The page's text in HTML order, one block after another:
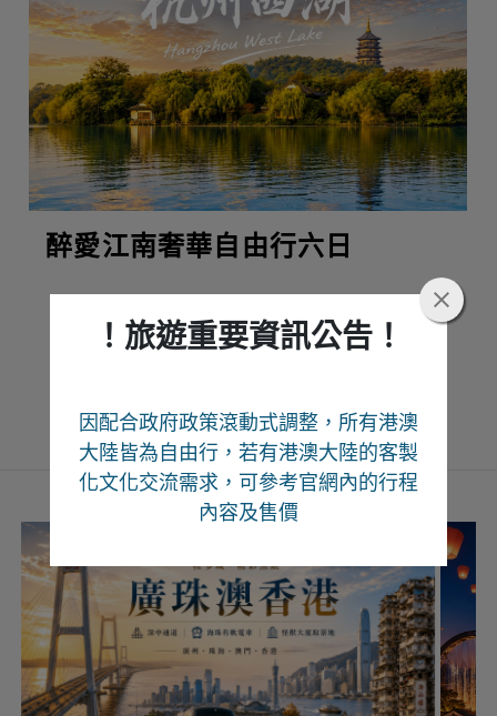
！旅遊重要資訊公告！
因配合政府政策滾動式調整，所有港澳
大陸皆為自由行，若有港澳大陸的客製
化文化交流需求，可參考官網內的行程
內容及售價
醉愛江南奢華自由行六日
Recommend